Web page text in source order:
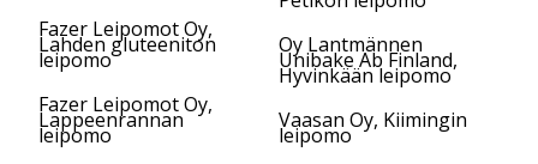
Fazer Leipomot Oy,
Lahden gluteeniton
leipomo
Fazer Leipomot Oy,
Lappeenrannan
leipomo
Oy Lantmännen
Unibake Ab Finland,
Hyvinkään leipomo
Vaasan Oy, Kiimingin
leipomo